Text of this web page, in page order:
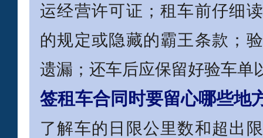
运经营许可证；租车前仔细
的规定或隐藏的霸王条款；
遗漏；还车后应保留好验车单
签租车合同时要留心哪些地
了解车的日限公里数和超出